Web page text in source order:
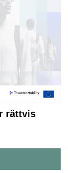
rättvis